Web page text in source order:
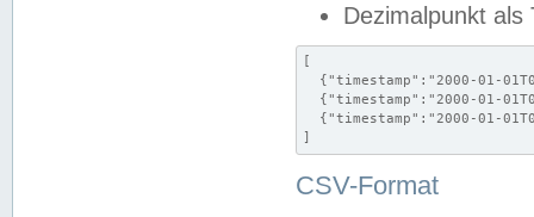
Dezimalpunkt als
[
{"timestamp":"2000-01-
{"timestamp":"2000-01-
{"timestamp":"2000-01-
]
CSV-Format